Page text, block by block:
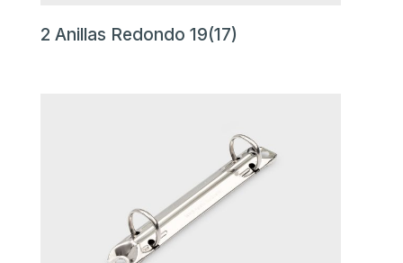
2 Anillas Redondo 19(17)